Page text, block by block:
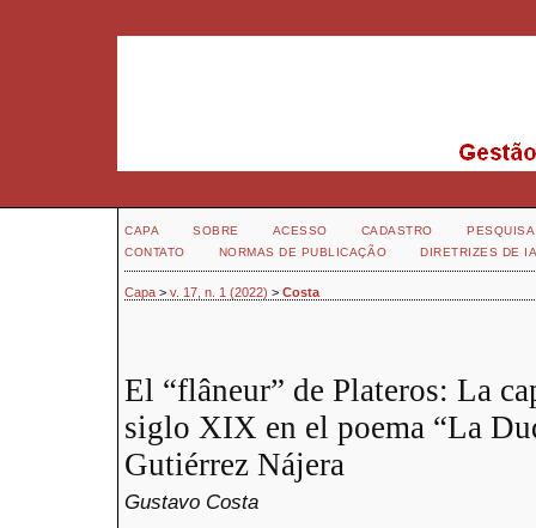
CAPA SOBRE ACESSO CADASTRO
PESQUISA
CONTATO
NORMAS DE PUBLICAÇÃO DIRETRIZES DE
Capa > v. 17, n. 1 (2022) > Costa
El “flâneur” de Plateros: La
siglo XIX en el poema “La
Gutiérrez Nájera
Gustavo Costa